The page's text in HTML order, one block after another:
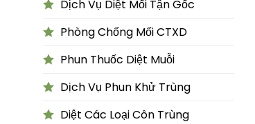
Dịch Vụ Diệt Mối Tận Gốc
Phòng Chống Mối CTXD
Phun Thuốc Diệt Muỗi
Dịch Vụ Phun Khử Trùng
Diệt Các Loại Côn Trùng